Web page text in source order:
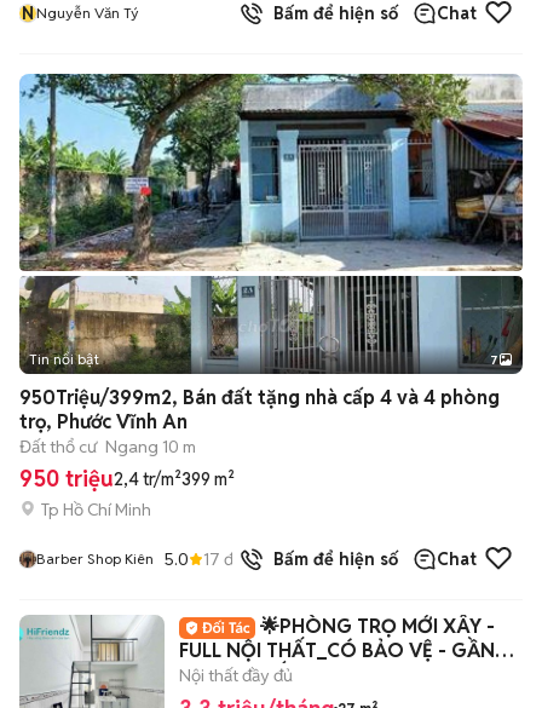
NNguyễn Văn Tý Bấm để hiện số Chat
+2
Tin nổi bật 7
950Triệu/399m2, Bán đất tặng nhà cấp 4 và 4 phòng
trọ, Phước Vĩnh An
Đất thổ cư Ngang 10 m
950 triệu2,4 tr/m²399 m²
Tp Hồ Chí Minh
Barber Shop Kiên 5.0 17 đã bánBấm để hiện số Chat
🌟PHÒNG TRỌ MỚI XÂY -
FULL NỘI THẤT_CÓ BẢO VỆ - GẦN
ĐH VĂN HIẾN_AN NINH
Nội thất đầy đủ